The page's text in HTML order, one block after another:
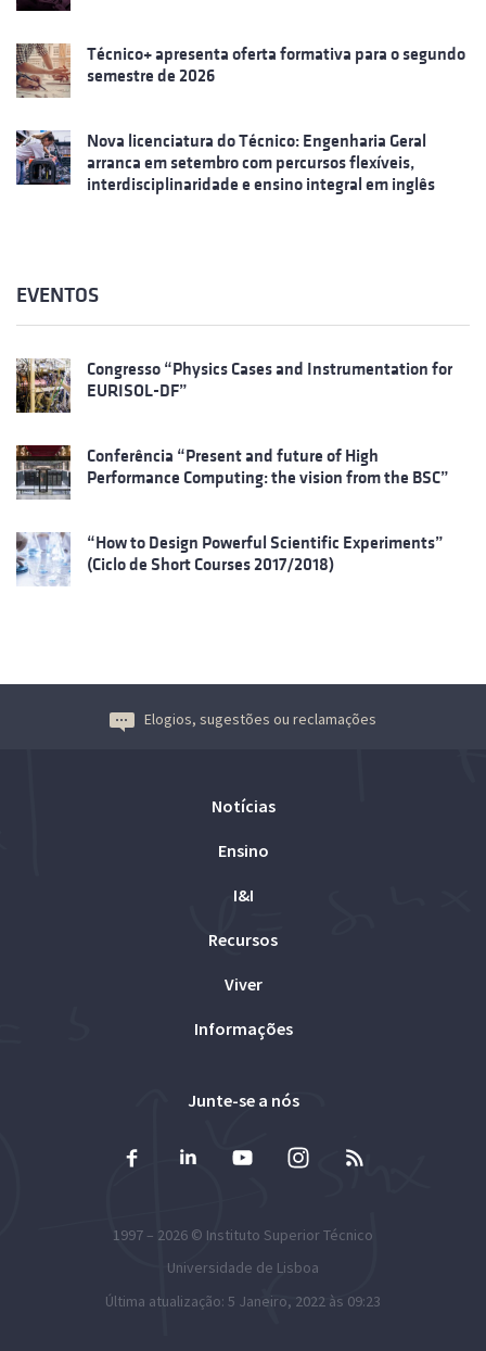
Técnico+ apresenta oferta formativa para o segundo
semestre de 2026
Nova licenciatura do Técnico: Engenharia Geral
arranca em setembro com percursos flexíveis,
interdisciplinaridade e ensino integral em inglês
EVENTOS
Congresso “Physics Cases and Instrumentation for
EURISOL-DF”
Conferência “Present and future of High
Performance Computing: the vision from the BSC”
“How to Design Powerful Scientific Experiments”
(Ciclo de Short Courses 2017/2018)
Elogios, sugestões ou reclamações
Notícias
Ensino
I&I
Recursos
Viver
Informações
Junte-se a nós
1997 – 2026 © Instituto Superior Técnico
Universidade de Lisboa
Última atualização: 5 Janeiro, 2022 às 09:23